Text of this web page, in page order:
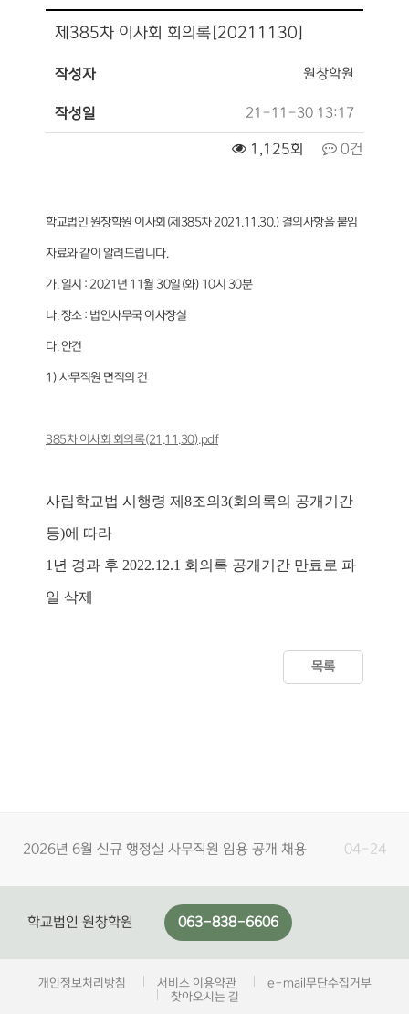
제385차 이사회 회의록[20211130]
작성자 원창학원
작성일 21-11-30 13:17
0건
1,125회
학교법인 원창학원 이사회(제385차 2021.11.30.) 결의사항을 붙임
자료와 같이 알려드립니다.
가. 일시 : 2021년 11월 30일(화) 10시 30분
나. 장소 : 법인사무국 이사장실
다. 안건
1) 사무직원 면직의 건
385차 이사회 회의록(21.11.30).pdf
사립학교법 시행령 제8조의3(회의록의 공개기간
등)에 따라
1년 경과 후 2022.12.1 회의록 공개기간 만료로 파
일 삭제
목록
2026년 6월 신규 행정실 사무직원 임용 공개 채용
04-24
2026년 6월 학교법인 원창학원 원광보건고 행정실
사무직원 채…
행정실 사무직원 신규임용 공개채용 최종 합격자 발
02-05
학교법인 원창학원 063-838-6606
개인정보처리방침 서비스 이용약관
e-mail무단수집거부
찾아오시는 길